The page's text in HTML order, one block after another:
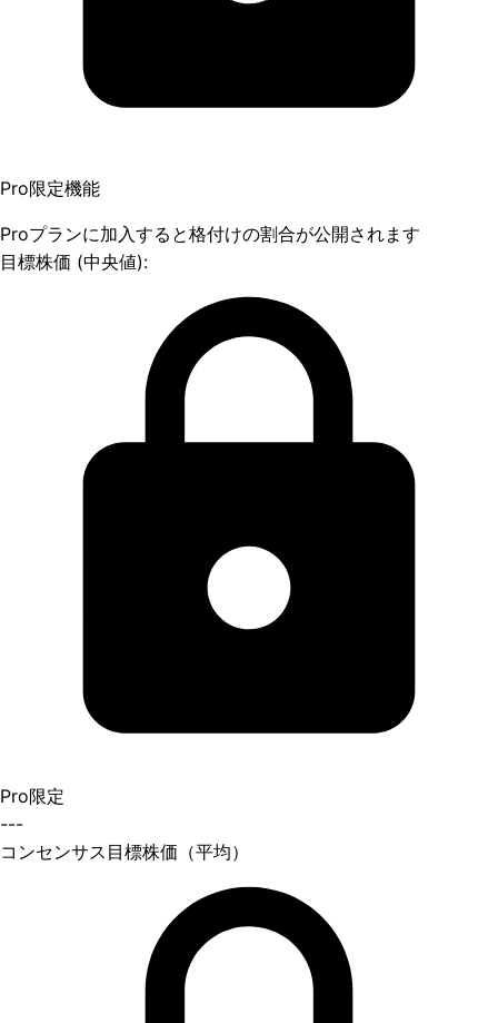
Pro限定機能
Proプランに加入すると格付けの割合が公開されます
目標株価 (中央値):
Pro限定
---
コンセンサス目標株価（平均）